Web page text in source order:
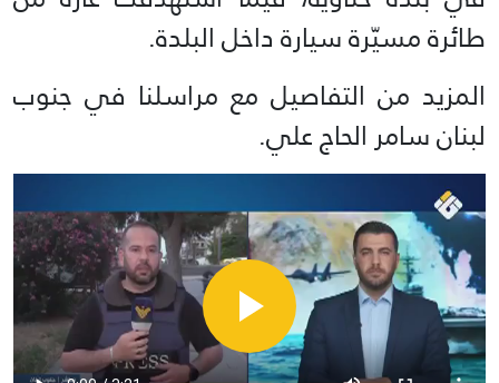
طائرة مسيّرة سيارة داخل البلدة.
المزيد من التفاصيل مع مراسلنا في جنوب
لبنان سامر الحاج علي.